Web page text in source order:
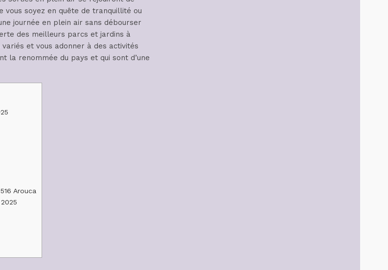
vous soyez en quête de tranquillité ou
journée en plein air sans débourser
des meilleurs parcs et jardins à
et vous adonner à des activités
la renommée du pays et qui sont d’une
Arouca